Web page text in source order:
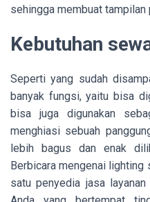
sehingga membuat tampilan
Kebutuhan
Seperti yang sudah
banyak fungsi, yaitu bisa
bisa juga digunakan
menghiasi sebuah
lebih bagus dan enak
Berbicara mengenai lighting
satu penyedia jasa